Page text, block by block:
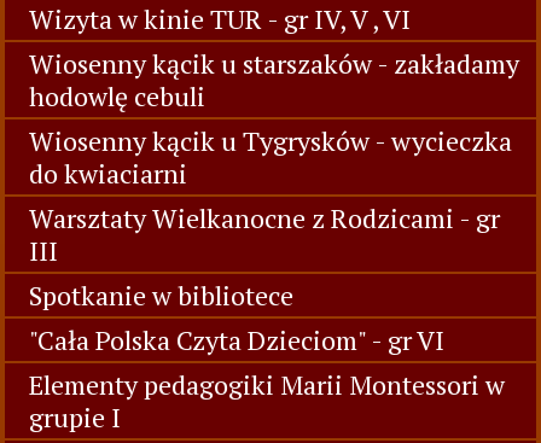
Wizyta w kinie TUR - gr IV, V , VI
Wiosenny kącik u starszaków - zakładamy
hodowlę cebuli
Wiosenny kącik u Tygrysków - wycieczka
do kwiaciarni
Warsztaty Wielkanocne z Rodzicami - gr
III
Spotkanie w bibliotece
"Cała Polska Czyta Dzieciom" - gr VI
Elementy pedagogiki Marii Montessori w
grupie I